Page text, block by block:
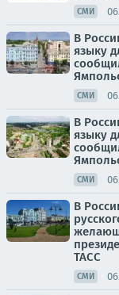
СМИ
В
языку
СМИ
В
языку
СМИ
В
ТАСС
СМИ